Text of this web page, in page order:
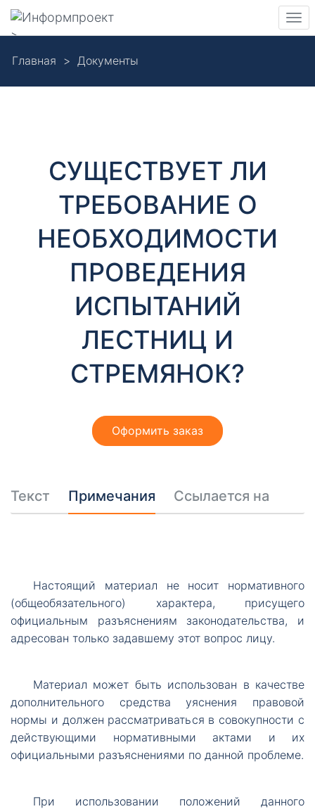
main
Навигация
>
Главная Документы
Д
СУЩЕСТВУЕТ ЛИ
ТРЕБОВАНИЕ О
НЕОБХОДИМОСТИ
ПРОВЕДЕНИЯ
ИСПЫТАНИЙ
ЛЕСТНИЦ И
СТРЕМЯНОК?
Оформить заказ
Текст Примечания Ссылается на
Настоящий
материал не носит нормативного
(общеобязательного) характера, присущего
официальным разъяснениям законодательства, и
адресован только задавшему этот вопрос лицу.
Материал может быть использован в качестве
дополнительного средства уяснения правовой
нормы и должен рассматриваться в совокупности с
действующими нормативными актами и их
официальными разъяснениями по данной проблеме.
При
использовании положений данного
Эти файлы cookie
необязательны.
Они необходимы